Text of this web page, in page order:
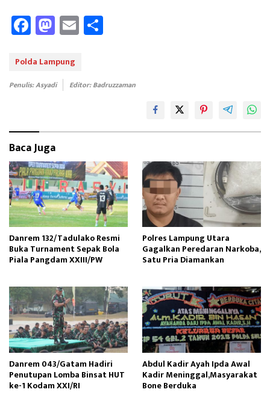
Fa
ce
b
oo
M
as
to
d
E
m
Polda Lampung
Penulis: Asyadi Editor: Badruzzaman
Baca Juga
Danrem 132/Tadulako Resmi
Buka Turnament Sepak Bola
Piala Pangdam XXIII/PW
Polres Lampung Utara
Gagalkan Peredaran Narkoba,
Satu Pria Diamankan
Danrem 043/Gatam Hadiri
Penutupan Lomba Binsat HUT
ke-1 Kodam XXI/RI
Abdul Kadir Ayah Ipda Awal
Kadir Meninggal,Masyarakat
Bone Berduka